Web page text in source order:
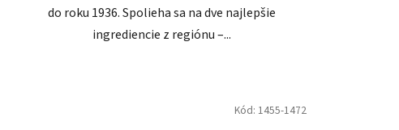
do roku 1936. Spolieha sa na dve najlepšie
ingrediencie z regiónu –...
Kód: 1455-1472